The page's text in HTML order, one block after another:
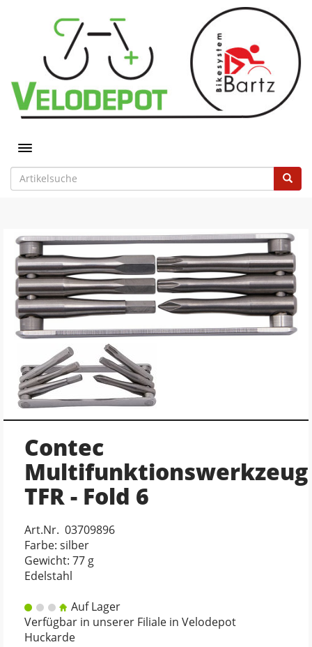
Toggle navigation
Contec
Multifunktionswerkzeug
TFR - Fold 6
Art.Nr. 03709896
Farbe: silber
Gewicht: 77 g
Edelstahl
Auf Lager
Verfügbar in unserer Filiale in Velodepot
Huckarde